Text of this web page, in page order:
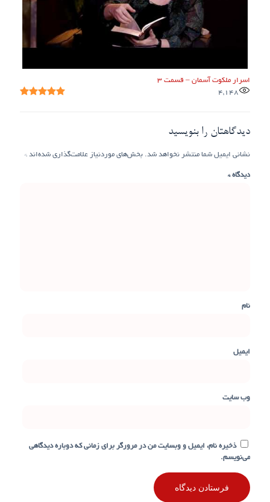
اسرار ملکوت آسمان – قسمت ۳
4,148
دیدگاهتان را بنویسید
نشانی ایمیل شما منتشر نخواهد شد. بخش‌های موردنیاز علامت‌گذاری شده‌اند *
دیدگاه*
نام
ایمیل
وب‌ سایت
ذخیره نام، ایمیل و وبسایت من در مرورگر برای زمانی که دوباره دیدگاهی
می‌نویسم.